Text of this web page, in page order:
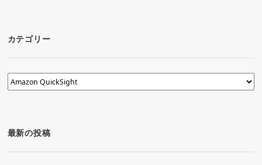
カテゴリー
カ
テ
ー
最新の投稿